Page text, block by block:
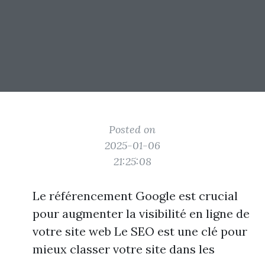
Posted on
2025-01-06
21:25:08
Le référencement Google est crucial
pour augmenter la visibilité en ligne de
votre site web Le SEO est une clé pour
mieux classer votre site dans les